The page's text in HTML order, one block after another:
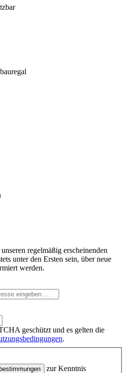
regelmäßig erscheinenden
unter den Ersten sein, über neue
werden.
geschützt und es gelten die
.
zur Kenntnis